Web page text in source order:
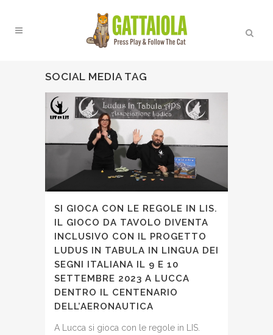
SOCIAL MEDIA TAG
SI GIOCA CON LE REGOLE IN LIS.
IL GIOCO DA TAVOLO DIVENTA
INCLUSIVO CON IL PROGETTO
LUDUS IN TABULA IN LINGUA DEI
SEGNI ITALIANA IL 9 E 10
SETTEMBRE 2023 A LUCCA
DENTRO IL CENTENARIO
DELL’AERONAUTICA
A Lucca si gioca con le regole in LIS.